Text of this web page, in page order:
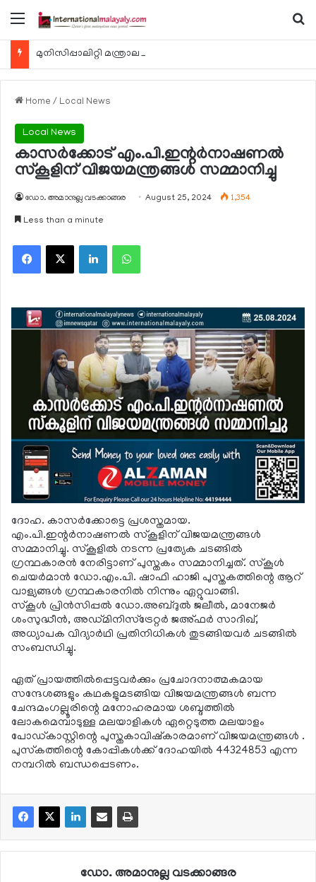
Menu
Home / Local News
Local News
കാസര്‍ക്കോട് എം.പി.ഇന്റര്‍നാഷണല്‍
സ്‌കൂളിന് വിജയമന്ത്രങ്ങള്‍ സമ്മാനിച്ചു
ഡോ. അമാനുല്ല വടക്കാങ്ങര August 25, 2024 1,354
Less than a minute
Facebook
X LinkedInWhatsApp
ദോഹ. കാസര്‍ക്കോട്ടെ പ്രശസ്തമായ.
എം.പി.ഇന്റര്‍നാഷണല്‍ സ്‌കൂളിന് വിജയമന്ത്രങ്ങള്‍
സമ്മാനിച്ചു. സ്‌കൂളില്‍ നടന്ന പ്രത്യേക ചടങ്ങില്‍
ഗ്രന്ഥകാരന്‍ നേരിട്ടാണ് പുസ്തകം സമ്മാനിച്ചത്. സ്‌കൂള്‍
ചെയര്‍മാന്‍ ഡോ.എം.പി. ഷാഫി ഹാജി പുസ്തകത്തിന്റെ ആറ്
വാള്യങ്ങള്‍ ഗ്രന്ഥകാരനില്‍ നിന്നും ഏറ്റുവാങ്ങി.
സ്‌കൂള്‍ പ്രിന്‍സിപ്പല്‍ ഡോ.അബ്ദുല്‍ ജലീല്‍, മാനേജര്‍
ശംസുദ്ധീന്‍, അഡ്മിനിസ്‌ട്രേറ്റര്‍ ജഅ്ഫര്‍ സാദിഖ്,
അധ്യാപക വിദ്യാര്‍ഥി പ്രതിനിധികള്‍ തുടങ്ങിയവര്‍ ചടങ്ങില്‍
സംബന്ധിച്ചു.
ഏത് പ്രായത്തില്‍പ്പെട്ടവര്‍ക്കും പ്രചോദനാത്മകമായ
സന്ദേശങ്ങളും കഥകളുമടങ്ങിയ വിജയമന്ത്രങ്ങള്‍ ബന്ന
ചേന്ദമംഗല്ലൂരിന്റെ മനോഹരമായ ശബ്ദത്തില്‍
ലോകമെമ്പാടുള്ള മലയാളികള്‍ ഏറ്റെടുത്ത മലയാളം
പോഡ്കാസ്റ്റിന്റെ പുസ്തകാവിഷ്‌കാരമാണ് വിജയമന്ത്രങ്ങള്‍ .
പുസ്‌കത്തിന്റെ കോപ്പികള്‍ക്ക് ദോഹയില്‍ 44324853 എന്ന
നമ്പറില്‍ ബന്ധപ്പെടണം.
ഡോ. അമാനുല്ല വടക്കാങ്ങര